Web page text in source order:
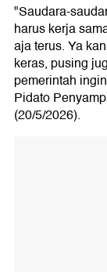
"Saudara-
harus kerja
aja terus. Ya
keras, pusing
pemerintah
Pidato
(20/5/2026).